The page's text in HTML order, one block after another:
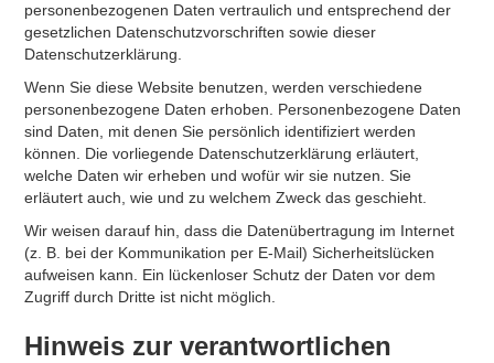
personenbezogenen Daten vertraulich und entsprechend der
gesetzlichen Datenschutzvorschriften sowie dieser
Datenschutzerklärung.
Wenn Sie diese Website benutzen, werden verschiedene
personenbezogene Daten erhoben. Personenbezogene Daten
sind Daten, mit denen Sie persönlich identifiziert werden
können. Die vorliegende Datenschutzerklärung erläutert,
welche Daten wir erheben und wofür wir sie nutzen. Sie
erläutert auch, wie und zu welchem Zweck das geschieht.
Wir weisen darauf hin, dass die Datenübertragung im Internet
(z. B. bei der Kommunikation per E-Mail) Sicherheitslücken
aufweisen kann. Ein lückenloser Schutz der Daten vor dem
Zugriff durch Dritte ist nicht möglich.
Hinweis zur verantwortlichen